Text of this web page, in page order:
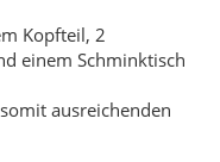
Kopfteil, 2
einem Schminktisch
ausreichenden